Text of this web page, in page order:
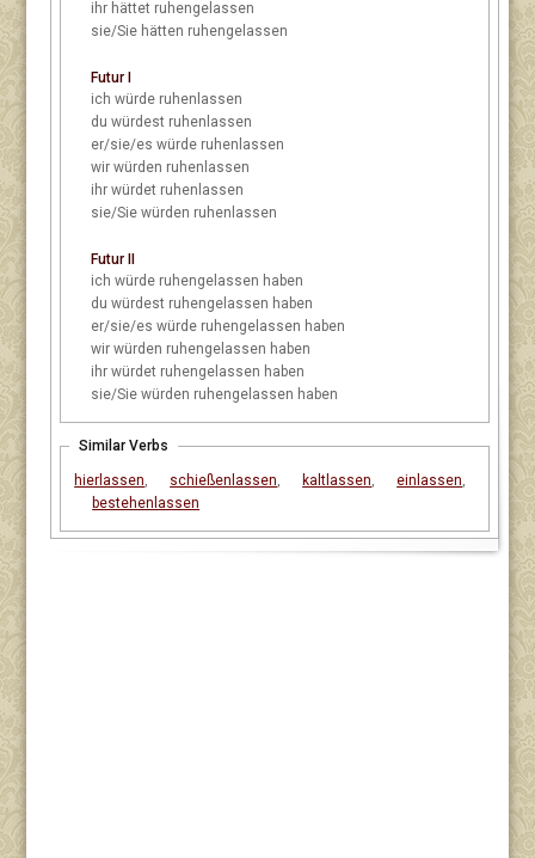
ihr hättet ruhengelassen
sie/Sie hätten ruhengelassen
Futur I
ich würde ruhenlassen
du würdest ruhenlassen
er/sie/es würde ruhenlassen
wir würden ruhenlassen
ihr würdet ruhenlassen
sie/Sie würden ruhenlassen
Futur II
ich
würde ruhengelassen haben
du
würdest ruhengelassen haben
er/sie/es
würde ruhengelassen haben
wir
würden ruhengelassen haben
ihr
würdet ruhengelassen haben
sie/Sie
würden ruhengelassen haben
Similar Verbs
hierlassen, schießenlassen, kaltlassen, einlassen,
bestehenlassen